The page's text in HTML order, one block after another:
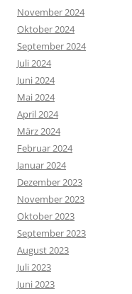
November 2024
Oktober 2024
September 2024
Juli 2024
Juni 2024
Mai 2024
April 2024
März 2024
Februar 2024
Januar 2024
Dezember 2023
November 2023
Oktober 2023
September 2023
August 2023
Juli 2023
Juni 2023